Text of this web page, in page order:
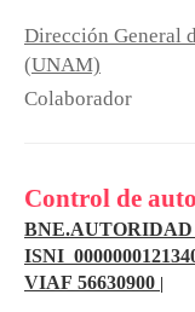
Dirección General
(UNAM)
Colaborador
Control de
BNE.AUTORIDAD
ISNI
VIAF 56630900